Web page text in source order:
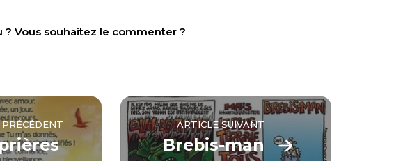
? Vous souhaitez le commenter ?
ARTICLE SUIVANT
Brebis-man